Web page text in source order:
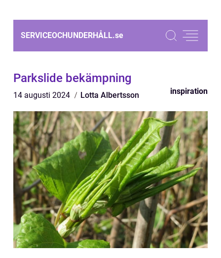
SERVICEOCHUNDERHÅLL.se
Parkslide bekämpning
14 augusti 2024 Lotta Albertsson inspiration